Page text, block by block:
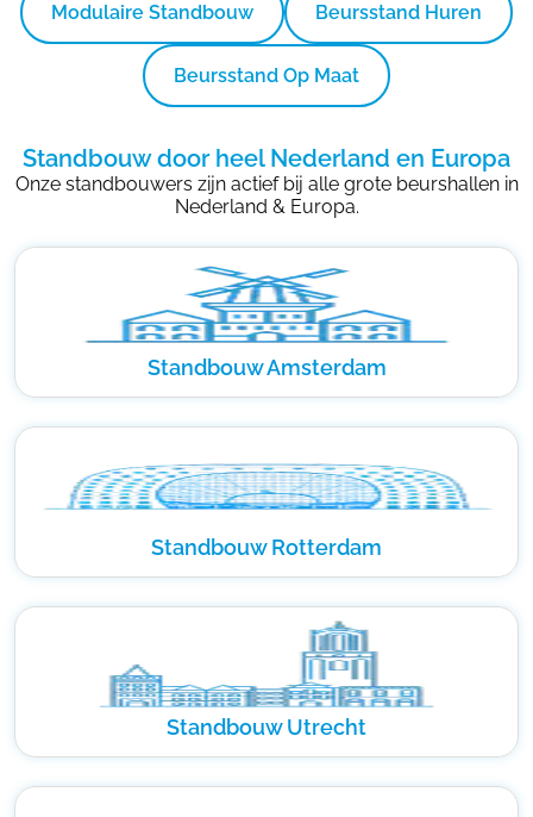
Modulaire Standbouw Beursstand Huren
Beursstand Op Maat
Standbouw door heel Nederland en Europa
Onze standbouwers zijn actief bij alle grote beurshallen in
Nederland & Europa.
Standbouw Amsterdam
Standbouw Rotterdam
Standbouw Utrecht